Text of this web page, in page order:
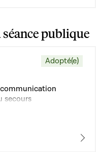
publique
Adopté(e)
secours